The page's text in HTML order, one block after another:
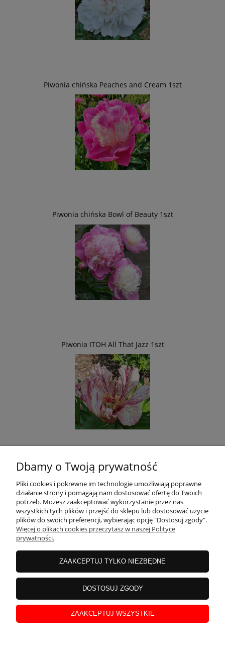
Piwonia chińska Peaches and Cream 1szt
Piwonia chińska Bowl of Beauty 1szt
Piwonia ITOH All That Jazz 1szt
Piwonia chińska Jadwiga 1szt
Piwonia chińska Edulis Superba 1szt
Dbamy o Twoją prywatność
Pliki cookies i pokrewne im technologie umożliwiają poprawne
działanie strony i pomagają nam dostosować ofertę do Twoich
potrzeb. Możesz zaakceptować wykorzystanie przez nas
wszystkich tych plików i przejść do sklepu lub dostosować użycie
plików do swoich preferencji, wybierając opcję "Dostosuj zgody".
Więcej o plikach cookies przeczytasz w naszej Polityce
prywatności.
ZAAKCEPTUJ TYLKO NIEZBĘDNE
DOSTOSUJ ZGODY
ZAAKCEPTUJ WSZYSTKIE